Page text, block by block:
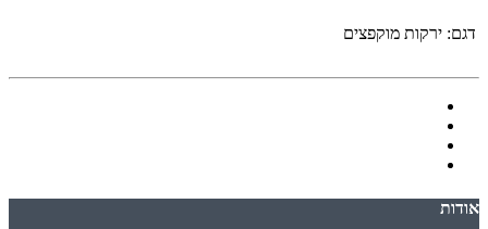
דגם: ירקות מוקפצים
אודות